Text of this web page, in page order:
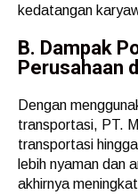
kedatangan
B. Dampak
Perusahaan
Dengan
transportasi, PT.
transportasi
lebih nyaman dan
akhirnya